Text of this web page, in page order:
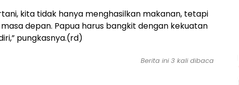
kita tidak hanya menghasilkan makanan, tetapi
depan. Papua harus bangkit dengan kekuatan
pungkasnya.(rd)
Berita ini 3 kali dibaca